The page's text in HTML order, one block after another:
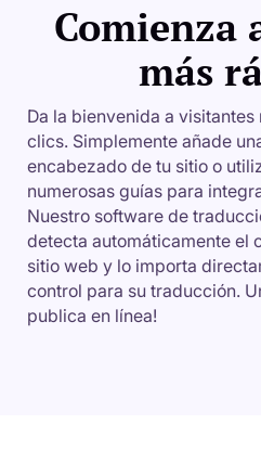
Comienza
más
Da la bienvenida a
clics. Simplemente añade
encabezado de tu sitio o
numerosas guías para
Nuestro software de
detecta automáticamente el
sitio web y lo importa
control para su traducción.
publica en línea!